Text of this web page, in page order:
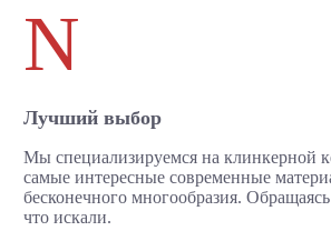
N
Лучший выбор
Мы специализируемся на клинкерной
самые интересные современные
бесконечного многообразия.
что искали.